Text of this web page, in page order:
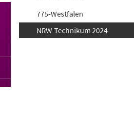
775-Westfalen
NRW-Technikum 2024